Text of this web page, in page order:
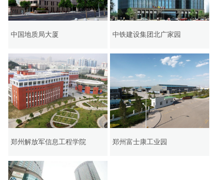
中国地质局大厦
郑州解放军信息工程学院
中铁建设集团北广家园
郑州富士康工业园